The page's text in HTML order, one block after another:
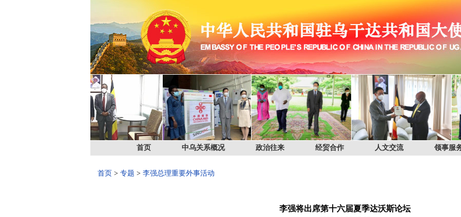
首页 中乌关系概况 政治往来 经贸合作 人文交流 领事服
首页 > 专题 > 李强总理重要外事活动
李强将出席第十六届夏季达沃斯论坛